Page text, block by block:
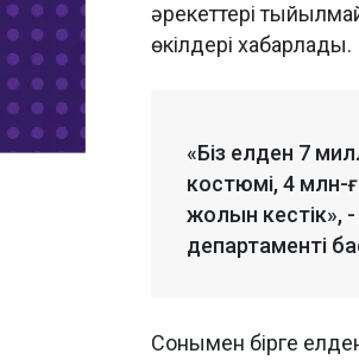
әрекеттері
өкілдері хабарлады.
«Біз елден 7
костюмі, 4 млн-
жолын кестік»,
департаменті
Сонымен бірге